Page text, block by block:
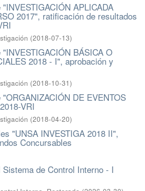
APLICADA
2017", ratificación de resultados
(2018-07-13)
BÁSICA O
2018 - I", aprobación y
(2018-10-31)
DE EVENTOS
VRI
(2018-04-20)
"UNSA INVESTIGA 2018 II",
Concursables
de Control Interno - I